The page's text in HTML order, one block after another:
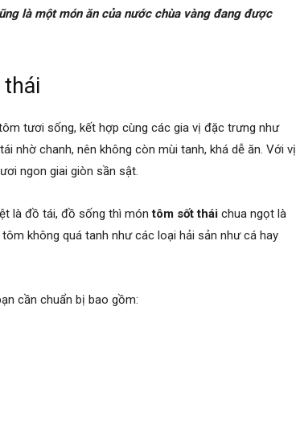
là một món ăn của nước chùa vàng đang được
tươi sống, kết hợp cùng các gia vị đặc trưng như
nhờ chanh, nên không còn mùi tanh, khá dễ ăn. Với vị
ngon giai giòn sần sật.
là đồ tái, đồ sống thì móntôm sốt thái chua ngọt là
không quá tanh như các loại hải sản như cá hay
cần chuẩn bị bao gồm: